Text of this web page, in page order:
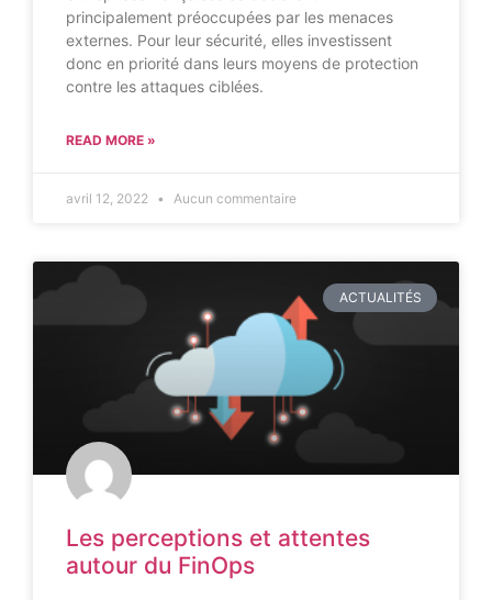
principalement préoccupées par les menaces
externes. Pour leur sécurité, elles investissent
donc en priorité dans leurs moyens de protection
contre les attaques ciblées.
READ MORE »
avril 12, 2022 Aucun commentaire
ACTUALITÉS
Les perceptions et attentes
autour du FinOps